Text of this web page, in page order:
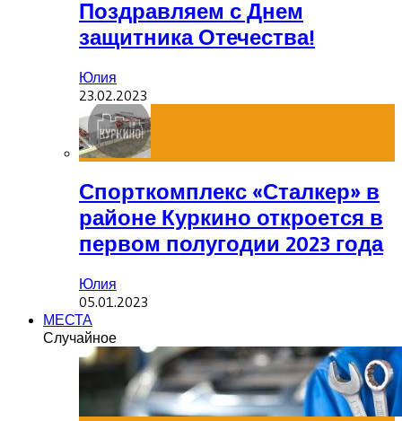
Поздравляем с Днем
защитника Отечества!
Юлия
23.02.2023
Спорткомплекс «Сталкер» в
районе Куркино откроется в
первом полугодии 2023 года
Юлия
05.01.2023
МЕСТА
Случайное